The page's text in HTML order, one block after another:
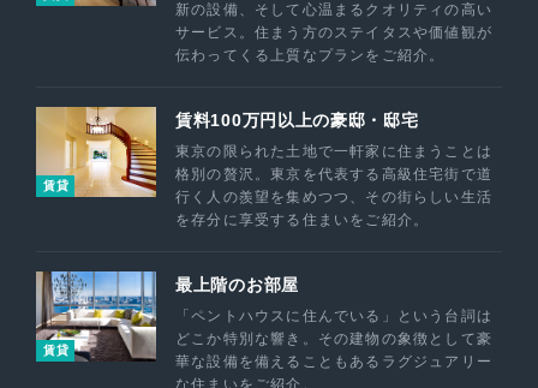
新の設備、そして心温まるクオリティの高い
サービス。住まう方のステイタスや価値観が
伝わってくる上質なプランをご紹介。
賃貸
賃料100万円以上の豪邸・邸宅
東京の限られた土地で一軒家に住まうことは
格別の贅沢。東京を代表する高級住宅街で道
行く人の羨望を集めつつ、その街らしい生活
を存分に享受する住まいをご紹介。
賃貸
最上階のお部屋
「ペントハウスに住んでいる」という台詞は
どこか特別な響き。その建物の象徴として豪
華な設備を備えることもあるラグジュアリー